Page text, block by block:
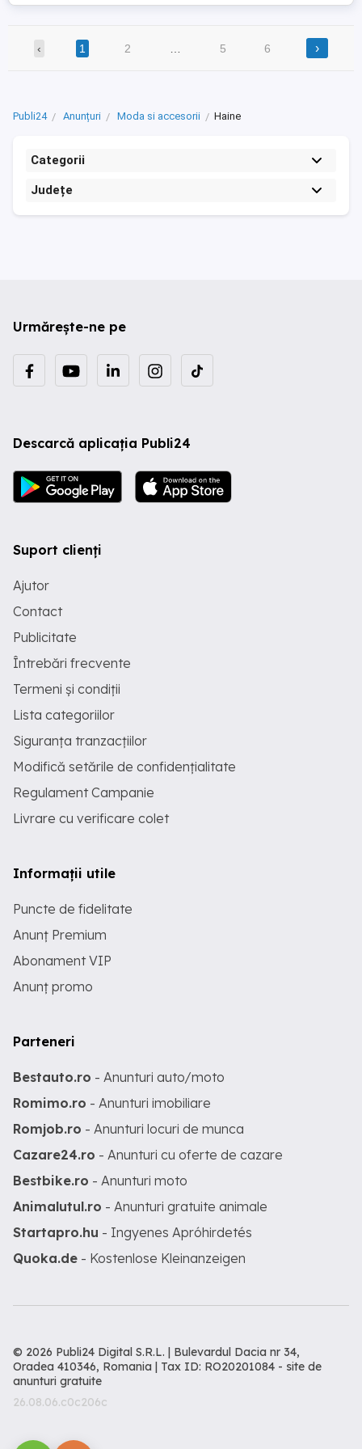
‹ 1 2 5 6 ›
Publi24 Anunțuri Moda si accesorii Haine
Categorii
Județe
Urmărește-ne pe
Descarcă aplicația Publi24
Suport clienți
Ajutor
Contact
Publicitate
Întrebări frecvente
Termeni și condiții
Lista categoriilor
Siguranța tranzacțiilor
Modifică setările de confidențialitate
Regulament Campanie
Livrare cu verificare colet
Informații utile
Puncte de fidelitate
Anunț Premium
Abonament VIP
Anunț promo
Parteneri
Bestauto.ro - Anunturi auto/moto
Romimo.ro - Anunturi imobiliare
Romjob.ro - Anunturi locuri de munca
Cazare24.ro - Anunturi cu oferte de cazare
Bestbike.ro - Anunturi moto
Animalutul.ro - Anunturi gratuite animale
Startapro.hu - Ingyenes Apróhirdetés
Quoka.de - Kostenlose Kleinanzeigen
© 2026 Publi24 Digital S.R.L. | Bulevardul Dacia nr 34,
Oradea 410346, Romania | Tax ID: RO20201084 - site de
anunturi gratuite
26.08.06.c0c206c